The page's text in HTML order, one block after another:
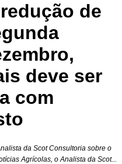
de
deve ser
com
da Scot Consultoria sobre o
Agrícolas, o Analista da Scot...